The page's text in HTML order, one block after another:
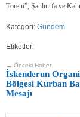
Töreni”, Şanlıurfa ve
Kategori: Gündem
Etiketler:
← Önceki Haber
İskenderun
Bölgesi Kurban
Mesajı